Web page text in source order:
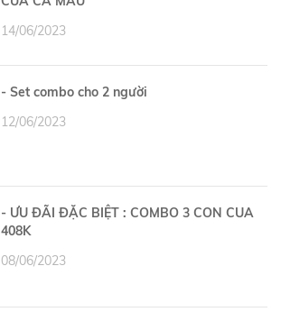
14/06/2023
- Set combo cho 2 người
12/06/2023
- ƯU ĐÃI ĐẶC BIỆT : COMBO 3 CON CUA
408K
08/06/2023